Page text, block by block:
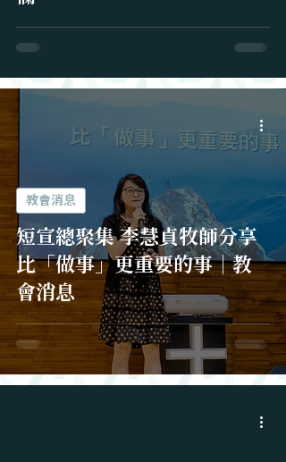
短宣總聚集 李慧貞牧師分享
比「做事」更重要的事｜教
會消息
教會消息